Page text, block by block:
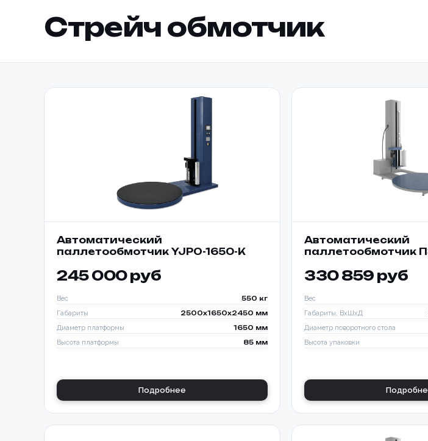
Стрейч обмотчик
Автоматический
паллетообмотчик YJPO-1650-K
245 000 руб
Вес 550 кг
Габариты 2500x1650x2450 мм
Диаметр платформы 1650 мм
Высота платформы 85 мм
Подробнее
Автоматический
паллетообмотчик
330 859 руб
Вес
Габариты, ВхШхД
Диаметр поворотного стола
Высота упаковки